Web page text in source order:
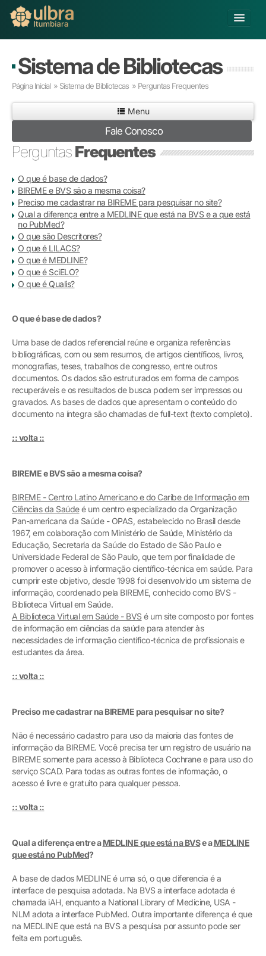
Buscar
Já sou Aluno
Matricule-se
Educação Básica
Graduação
Educação a Distância
Extensão
Infraestrutura e Serviços
Inovação
Sobre a ULBRA
Sistema de Bibliotecas
Página Inicial » Sistema de Bibliotecas » Perguntas Frequentes
Menu
Fale Conosco
PerguntasFrequentes
O que é base de dados?
BIREME e BVS são a mesma coisa?
Preciso me cadastrar na BIREME para pesquisar no site?
Qual a diferença entre a MEDLINE que está na BVS e a que está
no PubMed?
O que são Descritores?
O que é LILACS?
O que é MEDLINE?
O que é SciELO?
O que é Qualis?
O que é base de dados?
Uma base de dados referencial reúne e organiza referências
bibliográficas, com ou sem resumos, de artigos científicos, livros,
monografias, teses, trabalhos de congresso, entre outros
documentos. Os dados são estruturados em forma de campos
recuperáveis e os resultados de busca podem ser impressos ou
gravados. As bases de dados que apresentam o conteúdo do
documento na íntegra são chamadas de full-text (texto completo).
:: volta ::
BIREME e BVS são a mesma coisa?
BIREME - Centro Latino Americano e do Caribe de Informação em
Ciências da Saúdeé um centro especializado da Organização
Pan-americana da Saúde - OPAS, estabelecido no Brasil desde
1967, em colaboração com Ministério de Saúde, Ministério da
Educação, Secretaria da Saúde do Estado de São Paulo e
Universidade Federal de São Paulo, que tem por finalidade de
promover o acesso à informação científico-técnica em saúde. Para
cumprir este objetivo, desde 1998 foi desenvolvido um sistema de
informação, coordenado pela BIREME, conhecido como BVS -
Biblioteca Virtual em Saúde.
A Biblioteca Virtual em Saúde - BVS é um site composto por fontes
de informação em ciências da saúde para atender às
necessidades de informação científico-técnica de profissionais e
estudantes da área.
:: volta ::
Preciso me cadastrar na BIREME para pesquisar no site?
Não é necessário cadastro para uso da maioria das fontes de
informação da BIREME. Você precisa ter um registro de usuário na
BIREME somente para acesso à Biblioteca Cochrane e para uso do
serviço SCAD. Para todas as outras fontes de informação, o
acesso é livre e gratuito para qualquer pessoa.
:: volta ::
Qual a diferença entre aMEDLINE que está na BVSe aMEDLINE
que está no PubMed?
A base de dados MEDLINE é uma só, o que diferencia é a
interface de pesquisa adotada. Na BVS a interface adotada é
chamada iAH, enquanto a National Library of Medicine, USA -
NLM adota a interface PubMed. Outra importante diferença é que
na MEDLINE que está na BVS a pesquisa por assunto pode ser
feita em português.